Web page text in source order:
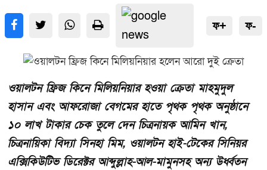
ফ+ ফ-
ওয়ালটন ফ্রিজ কিনে মিলিয়নিয়ার হওয়া ক্রেতা মাহমুদুল
হাসান এবং আফরোজা বেগমের হাতে পৃথক পৃথক অনুষ্ঠানে
১০ লাখ টাকার চেক তুলে দেন চিত্রনায়ক আমিন খান,
চিত্রনায়িকা বিদ্যা সিনহা মিম, ওয়ালটন হাই-টেকের সিনিয়র
এক্সিকিউটিভ ডিরেক্টর আব্দুল্লাহ-আল-মামুনসহ অন্য উর্ধ্বতন